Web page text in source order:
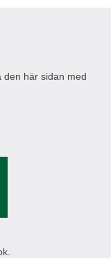
den här sidan med